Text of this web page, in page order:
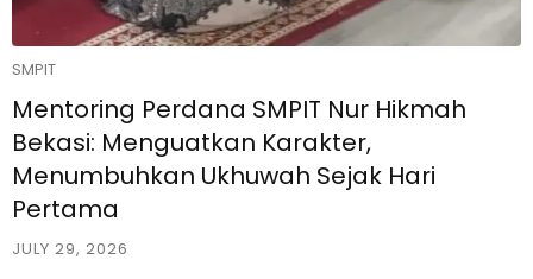
SMPIT
Mentoring Perdana SMPIT Nur Hikmah
Bekasi: Menguatkan Karakter,
Menumbuhkan Ukhuwah Sejak Hari
Pertama
JULY 29, 2026